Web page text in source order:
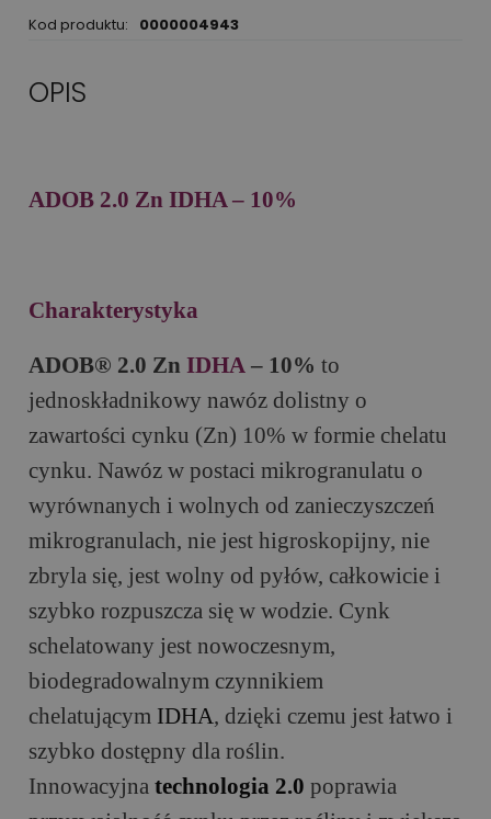
Kod produktu: 0000004943
OPIS
ADOB 2.0 Zn IDHA – 10%
Charakterystyka
ADOB® 2.0 Zn IDHA – 10% to
jednoskładnikowy nawóz dolistny o
zawartości cynku (Zn) 10% w formie chelatu
cynku. Nawóz w postaci mikrogranulatu o
wyrównanych i wolnych od zanieczyszczeń
mikrogranulach, nie jest higroskopijny, nie
zbryla się, jest wolny od pyłów, całkowicie i
szybko rozpuszcza się w wodzie. Cynk
schelatowany jest nowoczesnym,
biodegradowalnym czynnikiem
chelatującym IDHA, dzięki czemu jest łatwo i
szybko dostępny dla roślin.
Innowacyjna technologia 2.0 poprawia